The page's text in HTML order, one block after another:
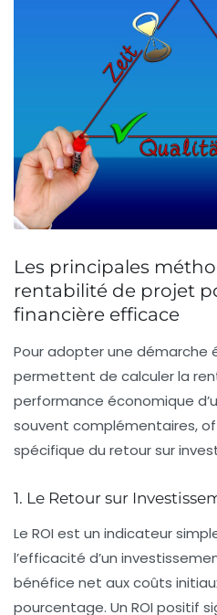
Les principales
rentabilité de projet
financière efficace
Pour adopter une démarche
permettent de calculer la
performance économique
souvent complémentaires,
spécifique du retour sur
1. Le Retour sur
Le ROI est un indicateur
l’efficacité d’un
bénéfice net aux coûts
pourcentage. Un ROI positif